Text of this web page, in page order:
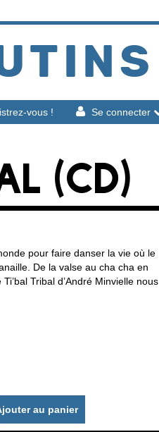
vous ! Se connecter
(CD)
pour faire danser la vie où le
De la valse au cha cha en
Tribal d’André Minvielle nous
au panier